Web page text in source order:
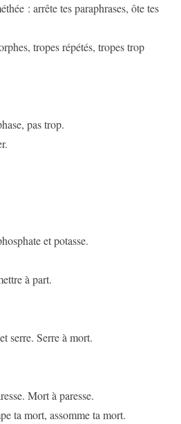
: arrête tes paraphrases, ôte tes
tropes répétés, tropes trop
pas trop.
et potasse.
à part.
serre. Serre à mort.
Mort à paresse.
ta mort, assomme ta mort.